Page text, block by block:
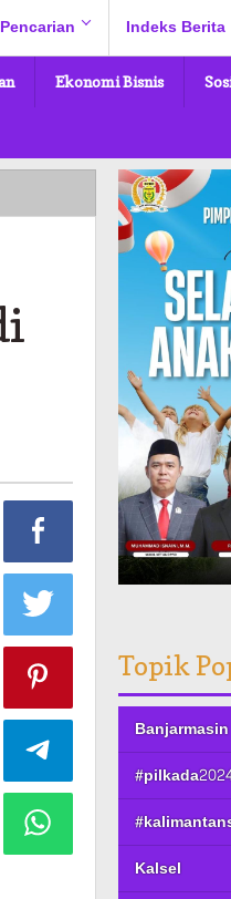
Pencarian Indeks Berita
Ekonomi Bisnis
Topik
Banjarmasin
Kalsel